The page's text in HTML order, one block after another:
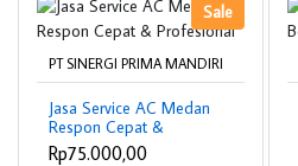
Sale
PT SINERGI PRIMA MANDIRI
Jasa Service AC Medan
Respon Cepat &
Profesional
Rp75.000,00